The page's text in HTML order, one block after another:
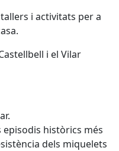
i activitats per a
i el Vilar
episodis històrics més
dels miquelets